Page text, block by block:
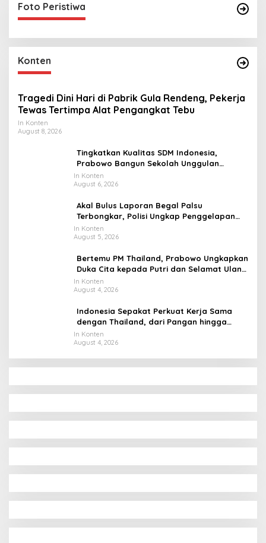
Foto Peristiwa
Konten
Tragedi Dini Hari di Pabrik Gula Rendeng, Pekerja
Tewas Tertimpa Alat Pengangkat Tebu
In Konten
August 8, 2026
Tingkatkan Kualitas SDM Indonesia,
Prabowo Bangun Sekolah Unggulan
hingga Undang Universitas Terbaik Dunia
In Konten
August 6, 2026
Akal Bulus Laporan Begal Palsu
Terbongkar, Polisi Ungkap Penggelapan
Uang Perusahaan untuk Crypto
In Konten
August 5, 2026
Bertemu PM Thailand, Prabowo Ungkapkan
Duka Cita kepada Putri dan Selamat Ulang
Tahun ke Raja Thailand
In Konten
August 4, 2026
Indonesia Sepakat Perkuat Kerja Sama
dengan Thailand, dari Pangan hingga
Ekonomi Digital
In Konten
August 4, 2026